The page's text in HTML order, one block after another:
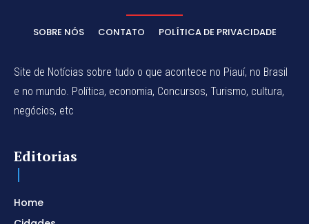
SOBRE NÓS CONTATO POLÍTICA DE PRIVACIDADE
Site de Notícias sobre tudo o que acontece no Piauí, no Brasil
e no mundo. Política, economia, Concursos, Turismo, cultura,
negócios, etc
Editorias
Home